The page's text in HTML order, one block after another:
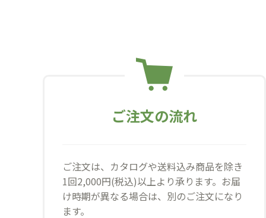
ご注文の流れ
ご注文は、カタログや送料込み商品を除き
1回2,000円(税込)以上より承ります。お届
け時期が異なる場合は、別のご注文になり
ます。